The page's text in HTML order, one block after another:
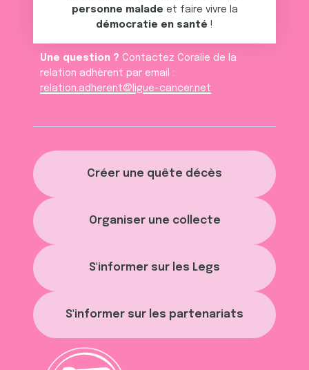
Créer une quête décès
Organiser une collecte
S'informer sur les Legs
S'informer sur les partenariats
personne malade et faire vivre la
démocratie en santé !
Une question ? Contactez Coralie de la
relation adhèrent par email :
relation.adherent@ligue-cancer.net